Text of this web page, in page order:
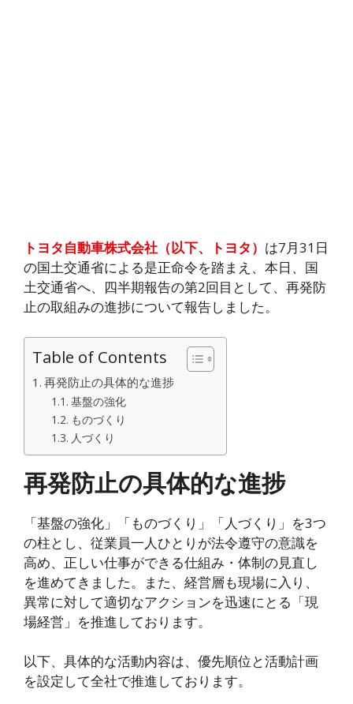
トヨタ自動車株式会社（以下、トヨタ） は7月31日
の国土交通省による是正命令を踏まえ、本日、国
土交通省へ、四半期報告の第2回目として、再発防
止の取組みの進捗について報告しました。
Table of Contents
再発防止の具体的な進捗
基盤の強化
ものづくり
人づくり
再発防止の具体的な進捗
「基盤の強化」「ものづくり」「人づくり」を3つ
の柱とし、従業員一人ひとりが法令遵守の意識を
高め、正しい仕事ができる仕組み・体制の見直し
を進めてきました。また、経営層も現場に入り、
異常に対して適切なアクションを迅速にとる「現
場経営」を推進しております。
以下、具体的な活動内容は、優先順位と活動計画
を設定して全社で推進しております。